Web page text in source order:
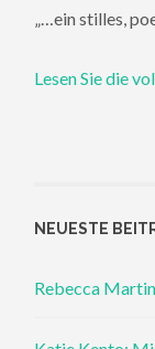
„…ein stilles,
Lesen Sie die
NEUESTE
Rebecca